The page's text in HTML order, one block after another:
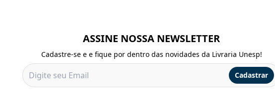
ASSINE NOSSA NEWSLETTER
Cadastre-se e e fique por dentro das novidades da Livraria Unesp!
Cadastrar